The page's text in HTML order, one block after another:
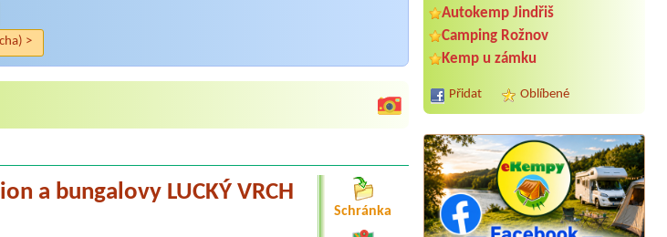
Autokemp Jindřiš
Camping Rožnov
Kemp u zámku
Přidat Oblíbené
>
a bungalovy LUCKÝ VRCH
Schránka